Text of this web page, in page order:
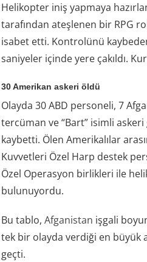
Helikopter iniş yapmaya
tarafından ateşlenen bir RPG
isabet etti. Kontrolünü
saniyeler içinde yere çakıldı.
30 Amerikan askeri öldü
Olayda 30 ABD personeli, 7
tercüman ve “Bart” isimli askeri
kaybetti. Ölen Amerikalılar
Kuvvetleri Özel Harp destek
Özel Operasyon birlikleri ile
bulunuyordu.
Bu tablo,Afganistan işgali
tek bir olayda verdiği en büyük
geçti.